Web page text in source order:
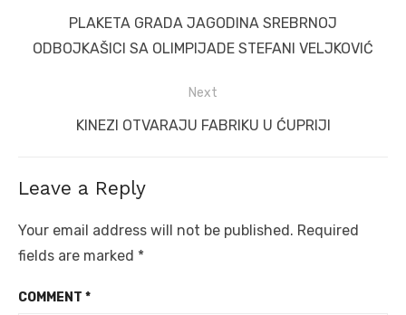
navigation
Previous
post:
PLAKETA GRADA JAGODINA SREBRNOJ
ODBOJKAŠICI SA OLIMPIJADE STEFANI VELJKOVIĆ
Next
Next
KINEZI OTVARAJU FABRIKU U ĆUPRIJI
Leave a Reply
Your email address will not be published. Required
fields are marked *
COMMENT *